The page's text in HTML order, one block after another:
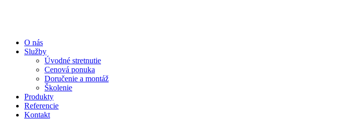
O nás
Služby
Úvodné stretnutie
Cenová ponuka
Doručenie a montáž
Školenie
Produkty
Referencie
Kontakt